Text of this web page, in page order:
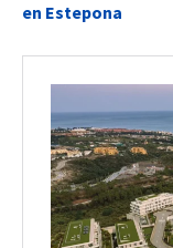
en Estepona